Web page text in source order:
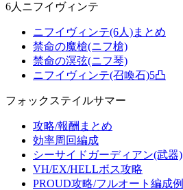
6人ニフイヴィンテ
ニフイヴィンテ(6人)まとめ
禁命の魔槍(ニフ槍)
禁命の溟弦(ニフ琴)
ニフイヴィンテ(召喚石)5凸
フォックステイルサマー
攻略/報酬まとめ
効率周回編成
シーサイドガーディアン(武器)
VH/EX/HELLボス攻略
PROUD攻略/フルオート編成例